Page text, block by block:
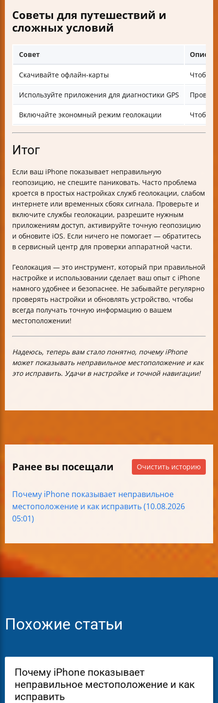
Советы для путешествий и
сложных условий
Совет
Скачивайте офлайн-карты Чтобы
Используйте приложения для диагностики GPS
Включайте экономный режим геолокации Чтобы
Итог
Если ваш iPhone показывает неправильную
геопозицию, не спешите паниковать. Часто проблема
кроется в простых настройках служб геолокации, слабом
интернете или временных сбоях сигнала. Проверьте и
включите службы геолокации, разрешите нужным
приложениям доступ, активируйте точную геопозицию
и обновите iOS. Если ничего не помогает — обратитесь
в сервисный центр для проверки аппаратной части.
Геолокация — это инструмент, который при правильной
настройке и использовании сделает ваш опыт с iPhone
намного удобнее и безопаснее. Не забывайте регулярно
проверять настройки и обновлять устройство, чтобы
всегда получать точную информацию о вашем
местоположении!
Надеюсь, теперь вам стало понятно, почему iPhone
может показывать неправильное местоположение и как
это исправить. Удачи в настройке и точной навигации!
Ранее вы посещали Очистить историю
Почему iPhone показывает неправильное
местоположение и как исправить (10.08.2026
05:01)
Похожие статьи
Почему iPhone показывает
неправильное местоположение и как
исправить